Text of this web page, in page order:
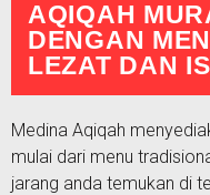
AQIQAH
DENGAN
LEZAT DAN
Medina Aqiqah
mulai dari menu
jarang anda temukan di